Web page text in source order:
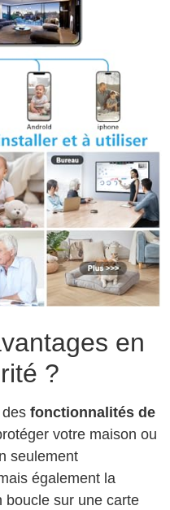
en
?
fonctionnalités de
votre maison ou
seulement
également la
boucle sur une carte